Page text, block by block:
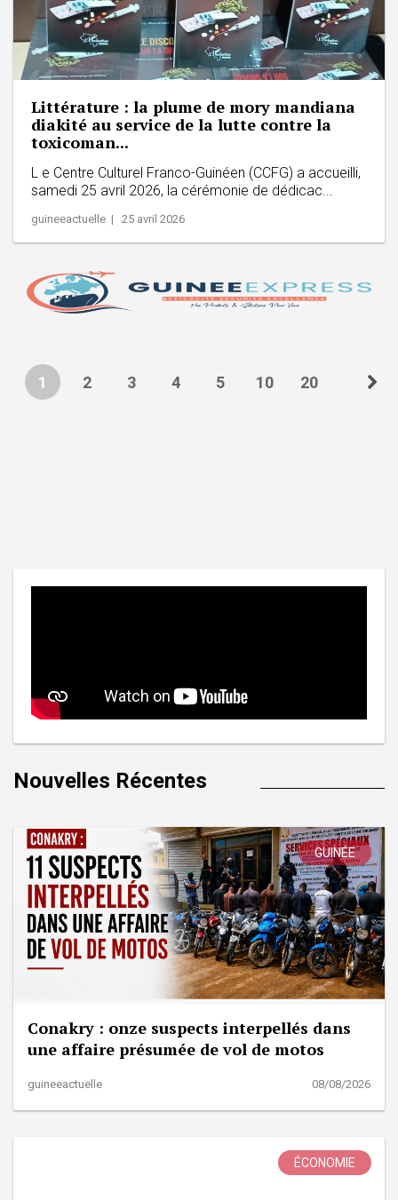
Littérature : la plume de mory mandiana
diakité au service de la lutte contre la
toxicoman...
L e Centre Culturel Franco-Guinéen (CCFG) a accueilli,
samedi 25 avril 2026, la cérémonie de dédicac...
guineeactuelle | 25 avril 2026
1 2 3 4 5 10 20
Nouvelles Récentes
GUINÉE
Conakry : onze suspects interpellés dans
une affaire présumée de vol de motos
guineeactuelle 08/08/2026
ÉCONOMIE